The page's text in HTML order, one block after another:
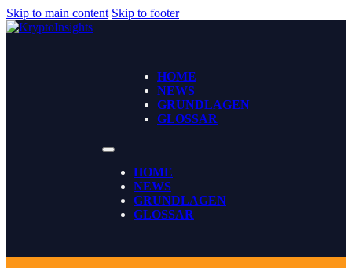
Skip to main content Skip to footer
HOME
NEWS
GRUNDLAGEN
GLOSSAR
HOME
NEWS
GRUNDLAGEN
GLOSSAR